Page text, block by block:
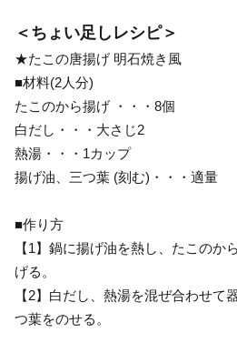
＜ちょい足しレシピ＞
★たこの唐揚げ 明石焼き風
■材料(2人分)
たこのから揚げ ・・・8個
白だし・・・大さじ2
熱湯・・・1カップ
揚げ油、三つ葉 (刻む)・・・適量
■作り方
【1】鍋に揚げ油を熱し、たこのか
げる。
【2】白だし、熱湯を混ぜ合わせて
つ葉をのせる。